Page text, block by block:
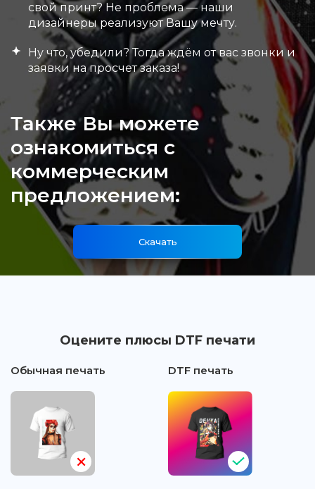
свой принт? Не проблема — наши
дизайнеры реализуют Вашу мечту.
Ну что, убедили? Тогда ждём от вас звонки и
заявки на просчет заказа!
Также Вы можете
ознакомиться с
коммерческим
предложением:
Скачать
Оцените плюсы DTF печати
Обычная печать DTF печать